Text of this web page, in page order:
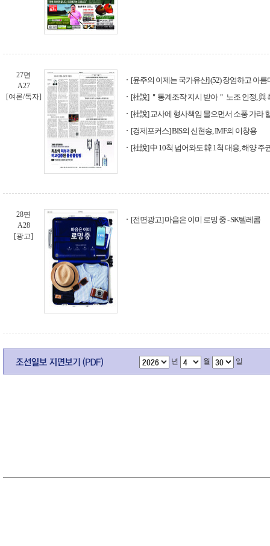
27면
A27
[여론/독자]
[윤주의 이제는 국가유산] (52) 장엄하고 아
[社說] ＂통계조작 지시 받아＂ 노조 인정, 與
[社說] 교사에 형사책임 물으면서 소풍 가라
[경제포커스] BIS의 신현송, IMF의 이창용
[社說] 中 10척 넘어와도 韓 1척 대응, 해양 주
28면
A28
[광고]
[전면광고] 마음은 이미 로밍 중 - SK텔레콤
년 월 일